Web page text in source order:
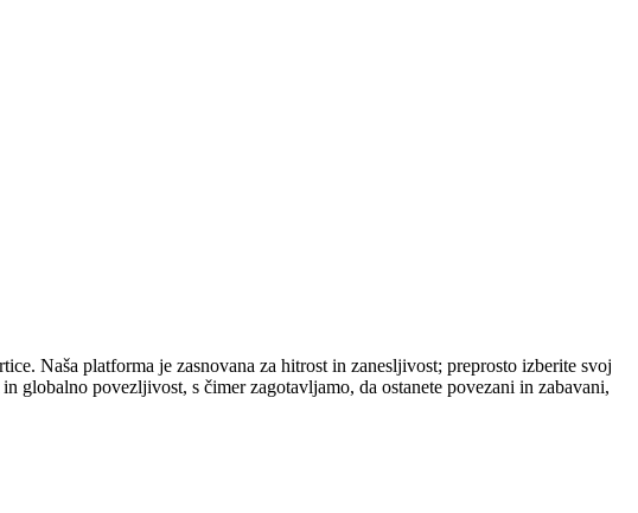
Naša platforma je zasnovana za hitrost in zanesljivost; preprosto izberite svoj
povezljivost, s čimer zagotavljamo, da ostanete povezani in zabavani,